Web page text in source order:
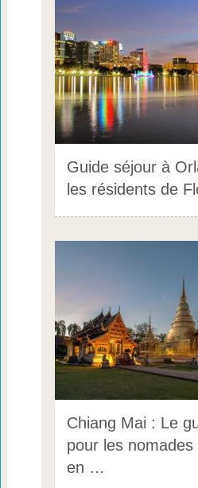
Guide séjour à
les résidents de
Chiang Mai : Le
pour les nomades
en …